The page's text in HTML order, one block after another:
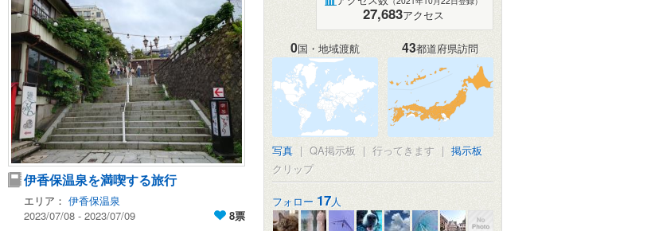
伊香保温泉を満喫する旅行
エリア： 伊香保温泉
2023/07/08 - 2023/07/09
8票
27,683アクセス
0国・地域渡航 43都道府県訪問
写真 | QA掲示板 | 行ってきます | 掲示板
クリップ
フォロー 17人